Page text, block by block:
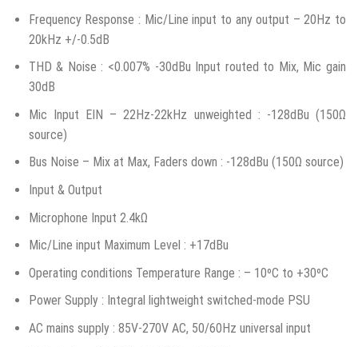
Frequency Response : Mic/Line input to any output – 20Hz to
20kHz +/-0.5dB
THD & Noise : <0.007% -30dBu Input routed to Mix, Mic gain
30dB
Mic Input EIN – 22Hz-22kHz unweighted : -128dBu (150Ω
source)
Bus Noise – Mix at Max, Faders down : -128dBu (150Ω source)
Input & Output
Microphone Input 2.4kΩ
Mic/Line input Maximum Level : +17dBu
Operating conditions Temperature Range : – 10ºC to +30ºC
Power Supply : Integral lightweight switched-mode PSU
AC mains supply : 85V-270V AC, 50/60Hz universal input